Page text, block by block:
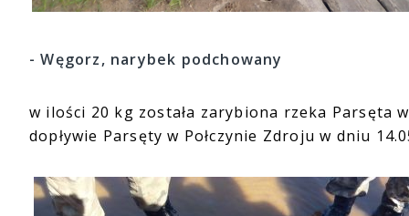
- Węgorz, narybek podchowany
w ilości 20 kg została zarybiona rzeka
dopływie Parsęty w Połczynie Zdroju w dniu